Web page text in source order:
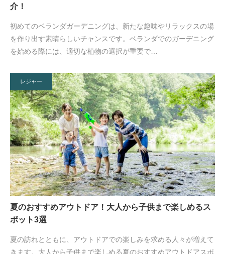
介！
初めてのベランダガーデニングは、新たな趣味やリラックスの場
を作り出す素晴らしいチャンスです。ベランダでのガーデニング
を始める際には、適切な植物の選択が重要で…
レジャー
夏のおすすめアウトドア！大人から子供まで楽しめるス
ポット3選
夏の訪れとともに、アウトドアでの楽しみを求める人々が増えて
きます。大人から子供まで楽しめる夏のおすすめアウトドアスポ